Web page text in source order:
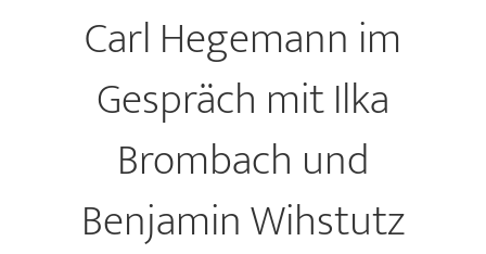
Carl Hegemann im
Gespräch mit Ilka
Brombach und
Benjamin Wihstutz